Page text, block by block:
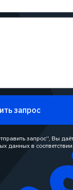
запрос
запрос”, Вы
данных в